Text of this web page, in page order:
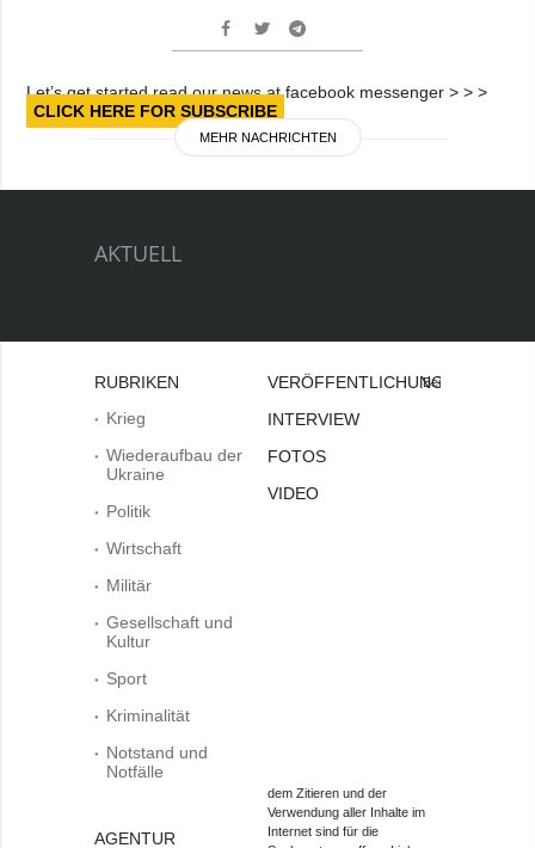
Let’s get started read our news at facebook messenger > > >
CLICK HERE FOR SUBSCRIBE
MEHR NACHRICHTEN
AKTUELL
RUBRIKEN
Krieg
Wiederaufbau der
Ukraine
Politik
Wirtschaft
Militär
Gesellschaft und
Kultur
Sport
Kriminalität
Notstand und
Notfälle
AGENTUR
VERÖFFENTLICHUNGEN
INTERVIEW
FOTOS
VIDEO
Bei
dem Zitieren und der
Verwendung aller Inhalte im
Internet sind für die